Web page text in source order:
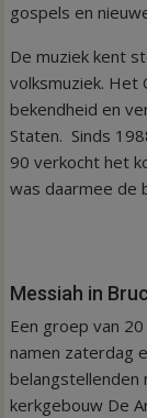
gospels en
De muziek kent
volksmuziek. Het
bekendheid en
Staten. Sinds
90 verkocht het
was daarmee de
Messiah in
Een groep van
namen zaterdag
belangstellenden
kerkgebouw De